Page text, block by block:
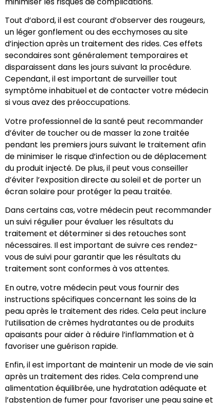
Tout d’abord, il est courant d’observer des rougeurs,
un léger gonflement ou des ecchymoses au site
d’injection après un traitement des rides. Ces effets
secondaires sont généralement temporaires et
disparaissent dans les jours suivant la procédure.
Cependant, il est important de surveiller tout
symptôme inhabituel et de contacter votre médecin
si vous avez des préoccupations.
Votre professionnel de la santé peut recommander
d’éviter de toucher ou de masser la zone traitée
pendant les premiers jours suivant le traitement afin
de minimiser le risque d’infection ou de déplacement
du produit injecté. De plus, il peut vous conseiller
d’éviter l’exposition directe au soleil et de porter un
écran solaire pour protéger la peau traitée.
Dans certains cas, votre médecin peut recommander
un suivi régulier pour évaluer les résultats du
traitement et déterminer si des retouches sont
nécessaires. Il est important de suivre ces rendez-
vous de suivi pour garantir que les résultats du
traitement sont conformes à vos attentes.
En outre, votre médecin peut vous fournir des
instructions spécifiques concernant les soins de la
peau après le traitement des rides. Cela peut inclure
l’utilisation de crèmes hydratantes ou de produits
apaisants pour aider à réduire l’inflammation et à
favoriser une guérison rapide.
Enfin, il est important de maintenir un mode de vie sain
après un traitement des rides. Cela comprend une
alimentation équilibrée, une hydratation adéquate et
l’abstention de fumer pour favoriser une peau saine et